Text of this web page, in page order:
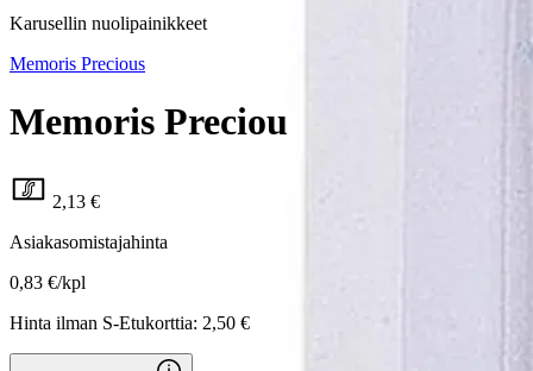
Karusellin nuolipainikkeet
Memoris Precious
Memoris Precious sivellinsetti
2,13 €
Asiakasomistajahinta
0,83 €/kpl
Hinta ilman S-Etukorttia: 2,50 €